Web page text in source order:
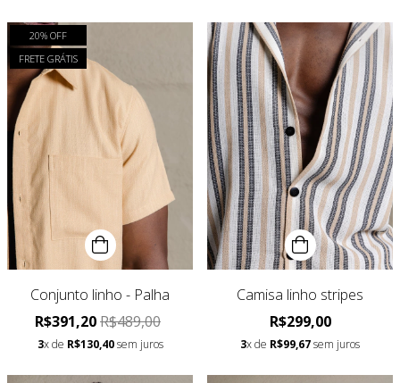
20% OFF
FRETE GRÁTIS
Conjunto linho - Palha
R$391,20R$489,00
3x de R$130,40sem juros
Camisa linho stripes
R$299,00
3x de R$99,67sem juros